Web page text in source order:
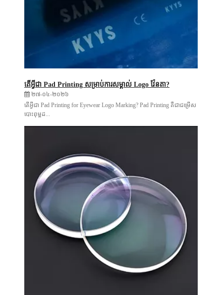
តើអ្វីជា Pad Printing សម្រាប់ការសម្គាល់ Logo វ៉ែនតា?
២៧-០៤-២០២៦
តើអ្វីជា Pad Printing for Eyewear Logo Marking? Pad Printing គឺជាជម្រើស
បោះពុម្ពដ...